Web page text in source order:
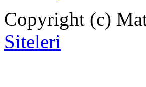
Copyright (c)
Siteleri